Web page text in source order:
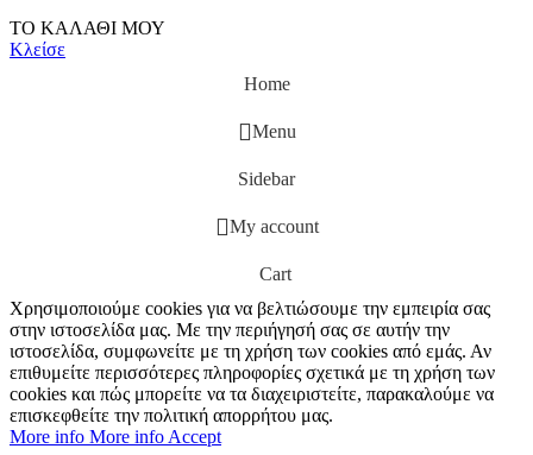
ΤΟ ΚΑΛΑΘΙ ΜΟΥ
Κλείσε
Home
Menu
Sidebar
My account
Cart
Χρησιμοποιούμε cookies για να βελτιώσουμε την εμπειρία σας
στην ιστοσελίδα μας. Με την περιήγησή σας σε αυτήν την
ιστοσελίδα, συμφωνείτε με τη χρήση των cookies από εμάς. Αν
επιθυμείτε περισσότερες πληροφορίες σχετικά με τη χρήση των
cookies και πώς μπορείτε να τα διαχειριστείτε, παρακαλούμε να
επισκεφθείτε την πολιτική απορρήτου μας.
More info More info Accept